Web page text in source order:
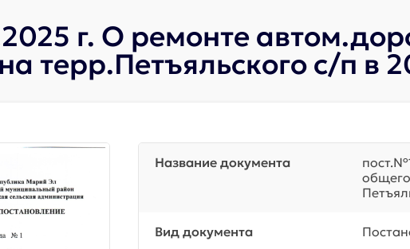
г. О ремонте
терр.Петъяльского с/п в
Название документа
Вид документа